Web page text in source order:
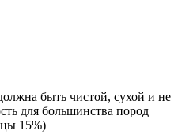
быть чистой, сухой и не
для большинства пород
15%)